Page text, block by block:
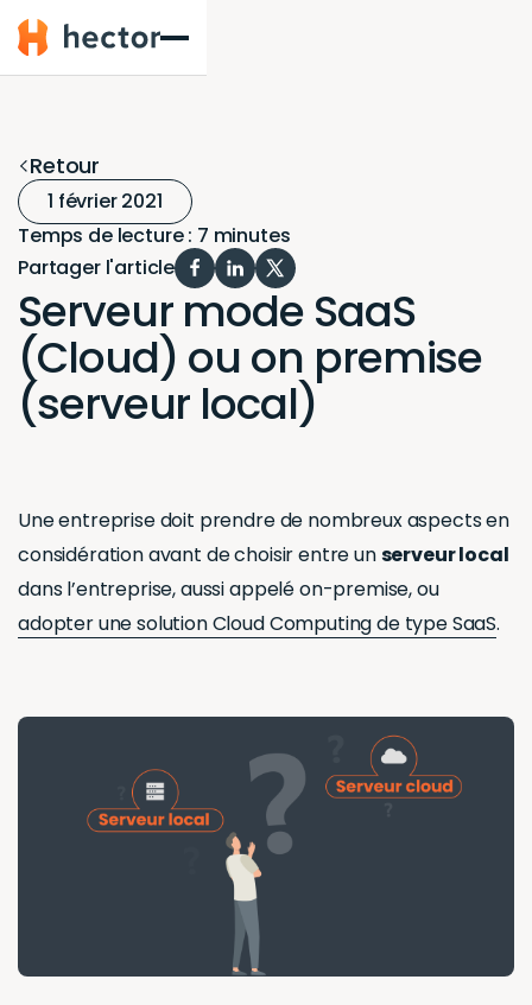
Hector
Retour
1 février 2021
Temps de lecture : 7 minutes
Partager l'article
Serveur mode SaaS
(Cloud) ou on premise
(serveur local)
Une entreprise doit prendre de nombreux aspects en
considération avant de choisir entre unserveur local
dans l’entreprise, aussi appelé on-premise, ou
adopter une solution Cloud Computing de type SaaS.